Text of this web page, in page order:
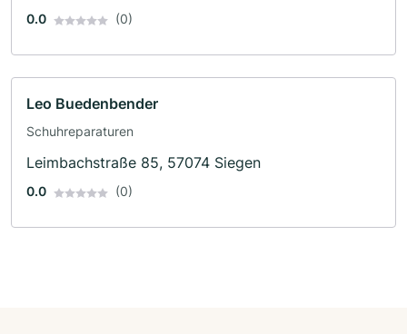
0.0 (0)
Leo Buedenbender
Schuhreparaturen
Leimbachstraße 85, 57074 Siegen
0.0 (0)